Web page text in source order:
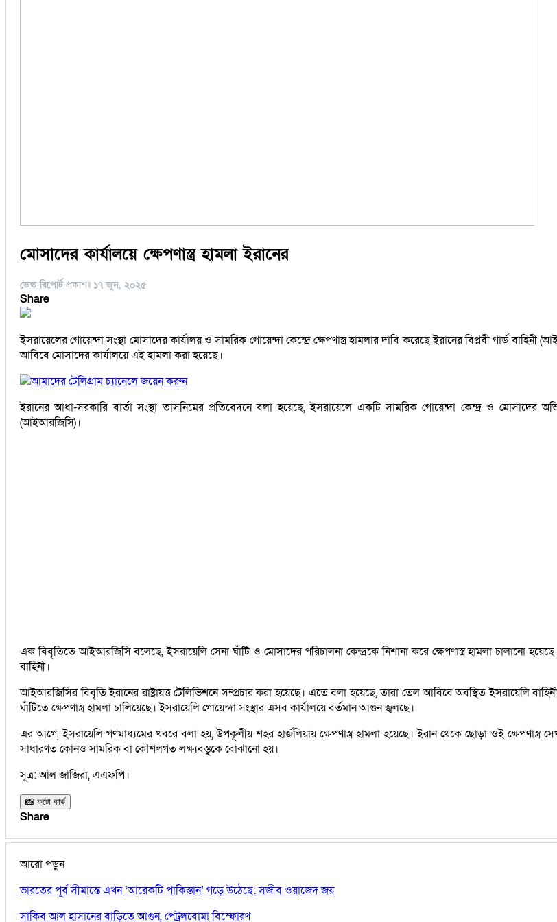
মোসাদের কার্যালয়ে ক্ষেপণাস্ত্র হামলা ইরানের
ডেস্ক রিপোর্ট প্রকাশঃ ১৭ জুন, ২০২৫
Share
ইসরায়েলের গোয়েন্দা সংস্থা মোসাদের কার্যালয় ও সামরিক গোয়েন্দা কেন্দ্রে ক্ষেপণাস্ত্র হামলার দাবি করেছে ইরানের বিপ্লবী গার্ড
আবিবে মোসাদের কার্যালয়ে এই হামলা করা হয়েছে।
আমাদের টেলিগ্রাম চ্যানেলে জয়েন করুন
ইরানের আধা-সরকারি বার্তা সংস্থা তাসনিমের প্রতিবেদনে বলা হয়েছে, ইসরায়েলে একটি সামরিক গোয়েন্দা কেন্দ্র ও মোসাদের
(আইআরজিসি)।
এক বিবৃতিতে আইআরজিসি বলেছে, ইসরায়েলি সেনা ঘাঁটি ও মোসাদের পরিচালনা কেন্দ্রকে নিশানা করে ক্ষেপণাস্ত্র হামলা চালানো
বাহিনী।
আইআরজিসির বিবৃতি ইরানের রাষ্ট্রায়ত্ত টেলিভিশনে সম্প্রচার করা হয়েছে। এতে বলা হয়েছে, তারা তেল আবিবে অবস্থিত ইসরায়েলি
ঘাঁটিতে ক্ষেপণাস্ত্র হামলা চালিয়েছে। ইসরায়েলি গোয়েন্দা সংস্থার এসব কার্যালয়ে বর্তমান আগুন জ্বলছে।
এর আগে, ইসরায়েলি গণমাধ্যমের খবরে বলা হয়, উপকূলীয় শহর হার্জলিয়ায় ক্ষেপণাস্ত্র হামলা হয়েছে। ইরান থেকে ছোড়া ওই ক্ষেপণাস্ত্র
সাধারণত কোনও সামরিক বা কৌশলগত লক্ষ্যবস্তুকে বোঝানো হয়।
সূত্র: আল জাজিরা, এএফপি।
📸 ফটো কার্ড
Share
আরো পড়ুন
ভারতের পূর্ব সীমান্তে এখন ‘আরেকটি পাকিস্তান’ গড়ে উঠেছে: সজীব ওয়াজেদ জয়
সাকিব আল হাসানের বাড়িতে আগুন, পেট্রলবোমা বিস্ফোরণ